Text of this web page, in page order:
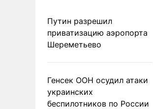
Путин разрешил
приватизацию аэропорта
Шереметьево
Генсек ООН осудил атаки
украинских
беспилотников по России